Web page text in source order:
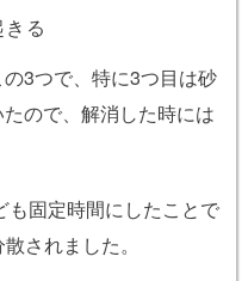
る
3つで、特に3つ目は砂
ので、解消した時には
も固定時間にしたことで
されました。